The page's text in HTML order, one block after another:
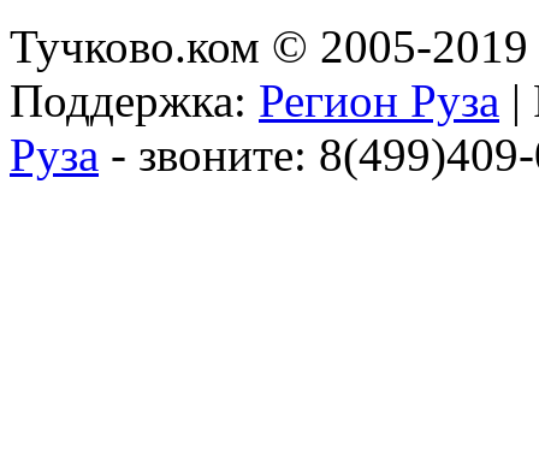
Тучково.ком © 2005-2019
Поддержка: Регион Руза |
Руза - звоните: